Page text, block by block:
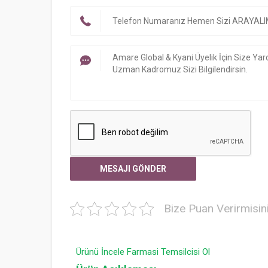
Bize Puan
Ürünü İncele Farmasi Temsilcisi Ol